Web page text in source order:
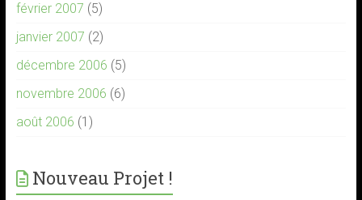
février 2007 (5)
janvier 2007 (2)
décembre 2006 (5)
novembre 2006 (6)
août 2006 (1)
Nouveau Projet !